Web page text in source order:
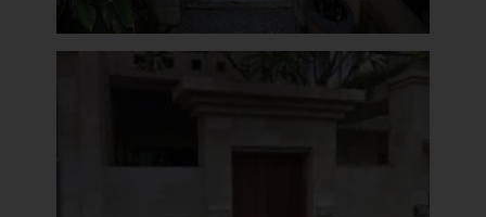
Angkul Angkul Minimalis